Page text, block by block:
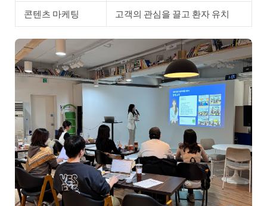
콘텐츠 마케팅 고객의 관심을 끌고 환자 유치